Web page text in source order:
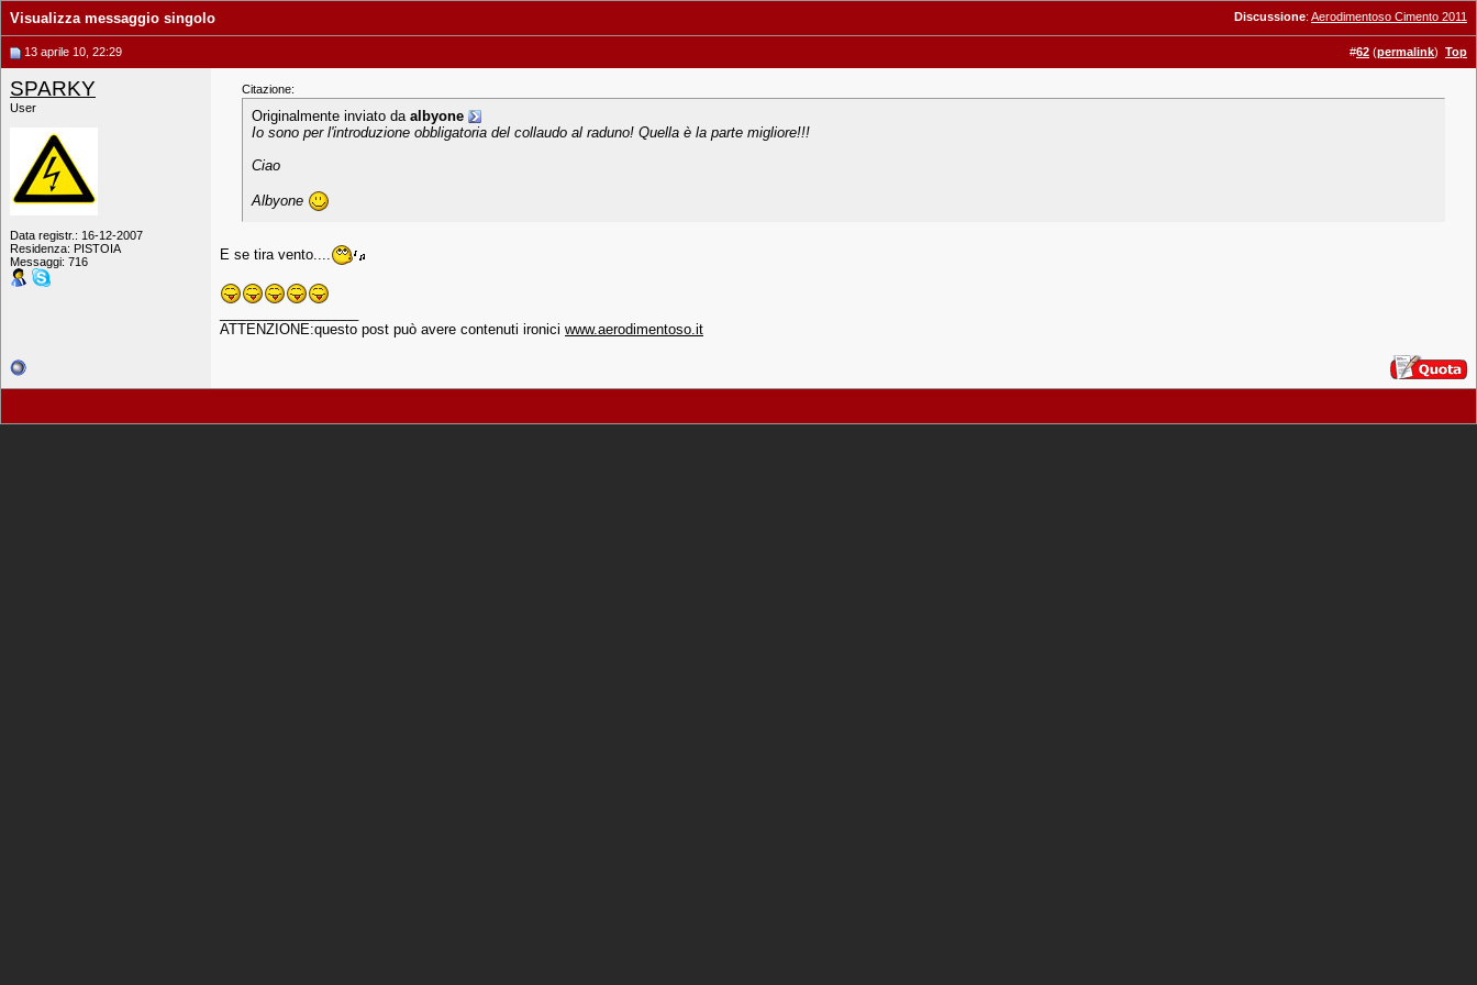
Discussione: Aerodimentoso Cimento 2011
Visualizza messaggio singolo
13 aprile 10, 22:29 #62 (permalink) Top
SPARKY
User
Data registr.: 16-12-2007
Residenza: PISTOIA
Messaggi: 716
Citazione:
Originalmente inviato da albyone
Io sono per l'introduzione obbligatoria del collaudo al raduno! Quella è la parte migliore!!!
Ciao
Albyone
E se tira vento....
ATTENZIONE:questo post può avere contenuti ironici www.aerodimentoso.it